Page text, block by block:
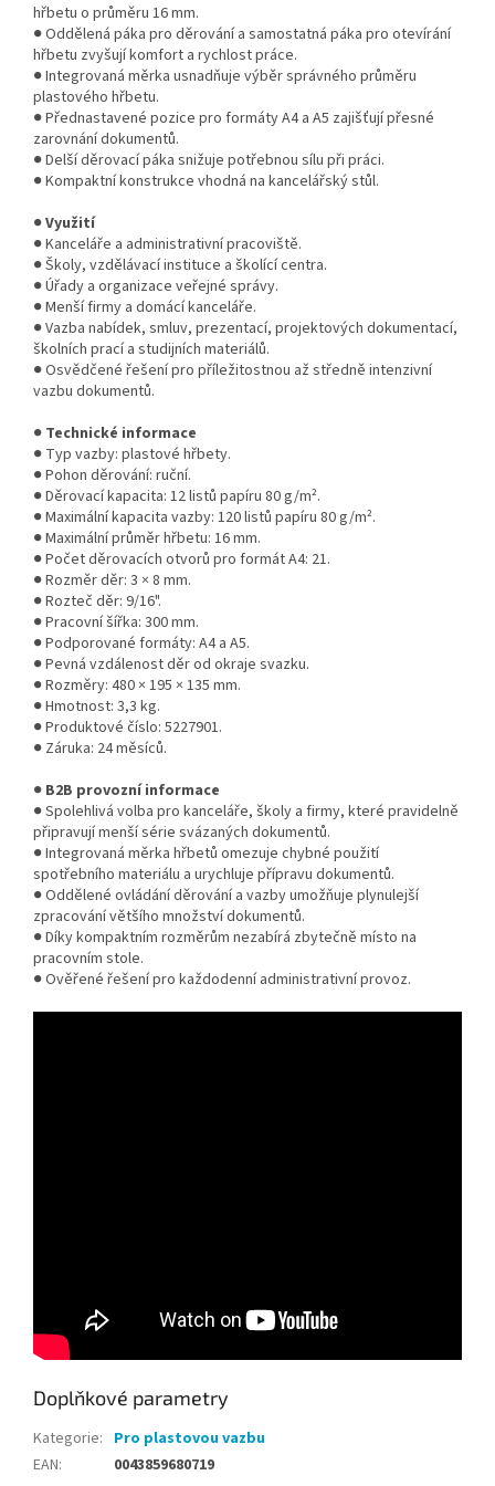
hřbetu o průměru 16 mm.
● Oddělená páka pro děrování a samostatná páka pro otevírání
hřbetu zvyšují komfort a rychlost práce.
● Integrovaná měrka usnadňuje výběr správného průměru
plastového hřbetu.
● Přednastavené pozice pro formáty A4 a A5 zajišťují přesné
zarovnání dokumentů.
● Delší děrovací páka snižuje potřebnou sílu při práci.
● Kompaktní konstrukce vhodná na kancelářský stůl.
●Využití
● Kanceláře a administrativní pracoviště.
● Školy, vzdělávací instituce a školící centra.
● Úřady a organizace veřejné správy.
● Menší firmy a domácí kanceláře.
● Vazba nabídek, smluv, prezentací, projektových dokumentací,
školních prací a studijních materiálů.
● Osvědčené řešení pro příležitostnou až středně intenzivní
vazbu dokumentů.
● Technické informace
● Typ vazby: plastové hřbety.
● Pohon děrování: ruční.
● Děrovací kapacita: 12 listů papíru 80 g/m².
● Maximální kapacita vazby: 120 listů papíru 80 g/m².
● Maximální průměr hřbetu: 16 mm.
● Počet děrovacích otvorů pro formát A4: 21.
● Rozměr děr: 3 × 8 mm.
● Rozteč děr: 9/16".
● Pracovní šířka: 300 mm.
● Podporované formáty: A4 a A5.
● Pevná vzdálenost děr od okraje svazku.
● Rozměry: 480 × 195 × 135 mm.
● Hmotnost: 3,3 kg.
● Produktové číslo: 5227901.
● Záruka: 24 měsíců.
● B2B provozní informace
● Spolehlivá volba pro kanceláře, školy a firmy, které pravidelně
připravují menší série svázaných dokumentů.
● Integrovaná měrka hřbetů omezuje chybné použití
spotřebního materiálu a urychluje přípravu dokumentů.
● Oddělené ovládání děrování a vazby umožňuje plynulejší
zpracování většího množství dokumentů.
● Díky kompaktním rozměrům nezabírá zbytečně místo na
pracovním stole.
● Ověřené řešení pro každodenní administrativní provoz.
Doplňkové parametry
Kategorie: Pro plastovou vazbu
EAN: 0043859680719